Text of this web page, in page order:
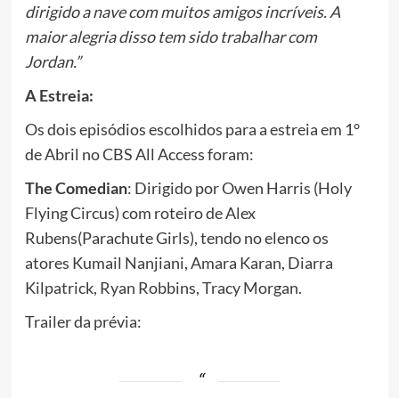
dirigido a nave com muitos amigos incríveis. A
maior alegria disso tem sido trabalhar com
Jordan.”
A Estreia:
Os dois episódios escolhidos para a estreia em 1°
de Abril no CBS All Access foram:
The Comedian: Dirigido por Owen Harris (Holy
Flying Circus) com roteiro de Alex
Rubens(Parachute Girls), tendo no elenco os
atores Kumail Nanjiani, Amara Karan, Diarra
Kilpatrick, Ryan Robbins, Tracy Morgan.
Trailer da prévia: